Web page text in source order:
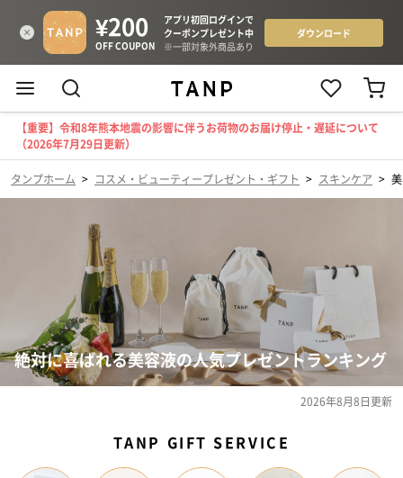
【重要】令和8年熊本地震の影響に伴うお荷物のお届け停止・遅延について
（2026年7月29日更新）
タンプホーム > コスメ・ビューティープレゼント・ギフト > スキンケア >
絶対に喜ばれる美容液の人気プレゼントランキング
2026年8月8日更新
TANP GIFT SERVICE